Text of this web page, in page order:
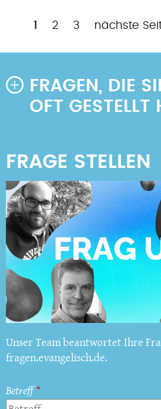
Aktuelle
1 Page
2 Page
3
Nächste
nächste
FRAGEN, DIE
OFT GESTELLT
Unser Team beantwortet Ihre
fragen.evangelisch.de.
Betreff